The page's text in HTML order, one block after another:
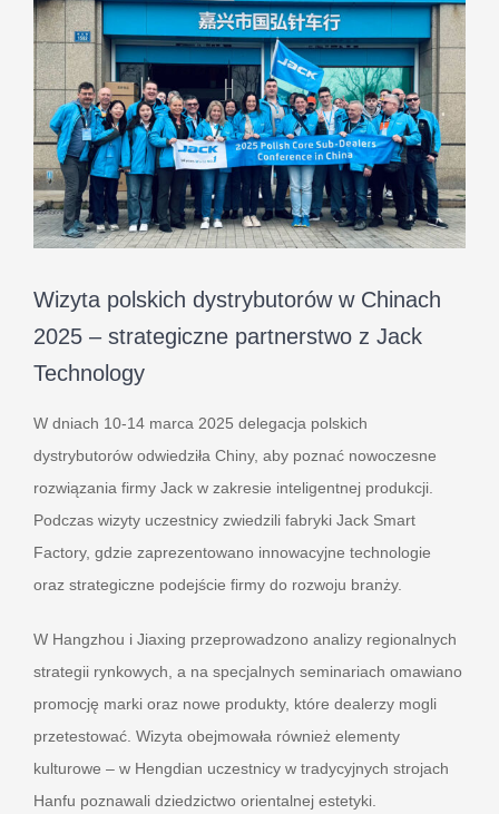
Wizyta polskich dystrybutorów w Chinach
2025 – strategiczne partnerstwo z Jack
Technology
W dniach 10-14 marca 2025 delegacja polskich
dystrybutorów odwiedziła Chiny, aby poznać nowoczesne
rozwiązania firmy Jack w zakresie inteligentnej produkcji.
Podczas wizyty uczestnicy zwiedzili fabryki Jack Smart
Factory, gdzie zaprezentowano innowacyjne technologie
oraz strategiczne podejście firmy do rozwoju branży.
W Hangzhou i Jiaxing przeprowadzono analizy regionalnych
strategii rynkowych, a na specjalnych seminariach omawiano
promocję marki oraz nowe produkty, które dealerzy mogli
przetestować. Wizyta obejmowała również elementy
kulturowe – w Hengdian uczestnicy w tradycyjnych strojach
Hanfu poznawali dziedzictwo orientalnej estetyki.